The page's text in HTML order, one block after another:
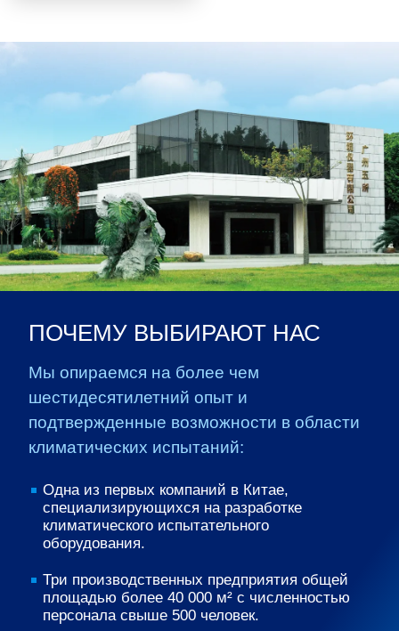
ПОЧЕМУ ВЫБИРАЮТ НАС
Мы опираемся на более чем
шестидесятилетний опыт и
подтвержденные возможности в области
климатических испытаний:
Одна из первых компаний в Китае,
специализирующихся на разработке
климатического испытательного
оборудования.
Три производственных предприятия общей
площадью более 40 000 м² с численностью
персонала свыше 500 человек.